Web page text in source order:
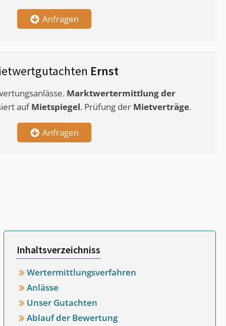
Anfragen
Ernst
Marktwertermittlungder
aufMietspiegel. Prüfung der Mietverträge.
Anfragen
Inhaltsverzeichniss
Wertermittlungsverfahren
Anlässe
Unser Gutachten
Ablauf der Bewertung